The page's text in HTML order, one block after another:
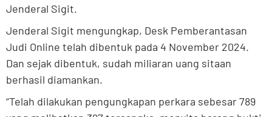
Jenderal Sigit.
Jenderal Sigit mengungkap, Desk Pemberantasan
Judi Online telah dibentuk pada 4 November 2024.
Dan sejak dibentuk, sudah miliaran uang sitaan
berhasil diamankan.
“Telah dilakukan pengungkapan perkara sebesar 789